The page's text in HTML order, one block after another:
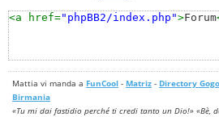
<a href="phpBB2/index.php">Forum
Mattia vi manda a FunCool - Matriz - Directory
Birmania
«Tu mi dai fastidio perché ti credi tanto un Dio!» «Bè,